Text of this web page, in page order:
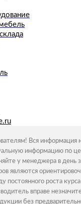
Вся информация
информацию по
у менеджера в день
являются
постоянного роста
вправе
без